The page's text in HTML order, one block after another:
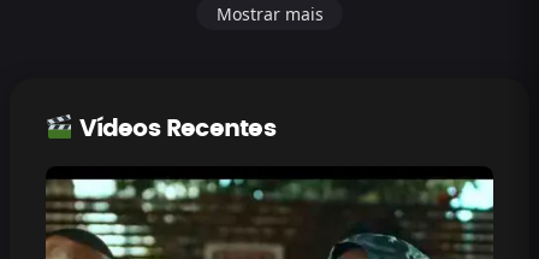
Mostrar mais
Vídeos Recentes